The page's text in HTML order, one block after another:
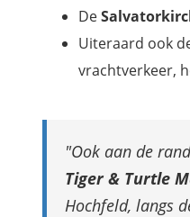
De
Uiteraard ook
vrachtverkeer,
Ook aan de
Tiger & Turtle
Hochfeld, langs